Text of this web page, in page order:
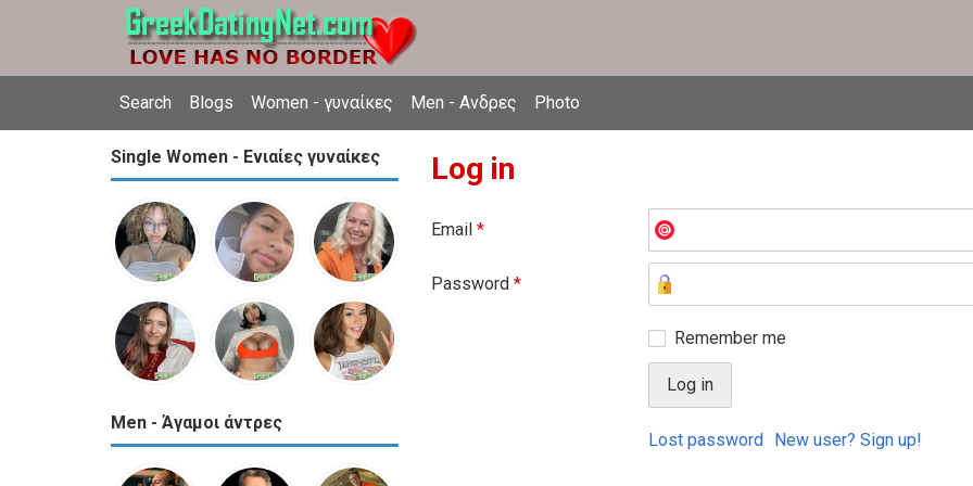
Search Blogs Women - γυναίκες Men - Ανδρες Photo
Single Women - Ενιαίες γυναίκες
Men - Άγαμοι άντρες
Log in
Email *
Password *
Remember me
Lost password New user? Sign up!